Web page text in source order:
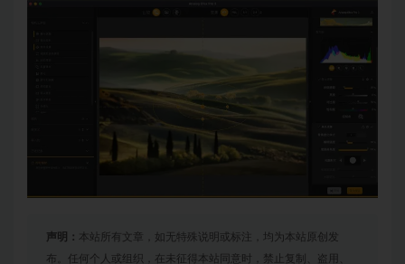
声明： 本站所有文章，如无特殊说明或标注，均为本站原创发
布。任何个人或组织，在未征得本站同意时，禁止复制、盗用、